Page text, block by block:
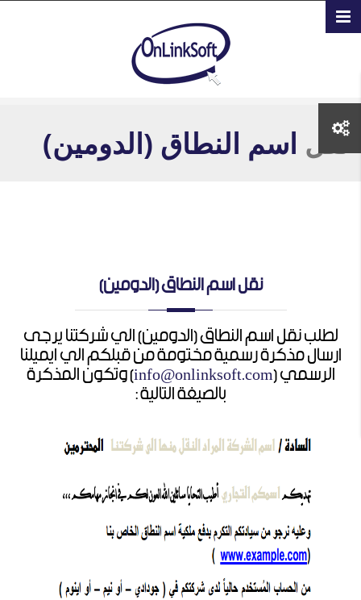
تجاوز إلى المحتوى الرئيسي
نقل اسم النطاق (الدومين)
نقل اسم النطاق (الدومين)
لطلب نقل اسم النطاق (الدومين) الي شركتنا يرجى
ارسال مذكرة رسمية مختومة من قبلكم الي ايميلنا
الرسمي (info@onlinksoft.com) وتكون المذكرة
بالصيغة التالية :